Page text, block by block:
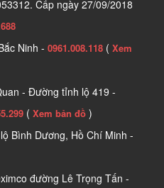
Cấp ngày 27/09/2018
Ninh - 0961.008.118 ( Xem
- Đường tỉnh lộ 419 -
( Xem bản đồ )
Bình Dương, Hồ Chí Minh -
đường Lê Trọng Tấn -